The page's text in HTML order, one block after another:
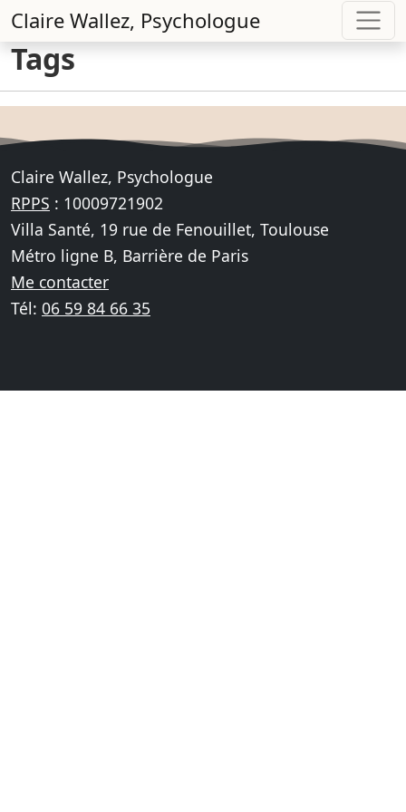
Claire Wallez, Psychologue
Tags
Claire Wallez, Psychologue
RPPS : 10009721902
Villa Santé, 19 rue de Fenouillet, Toulouse
Métro ligne B, Barrière de Paris
Me contacter
Tél: 06 59 84 66 35